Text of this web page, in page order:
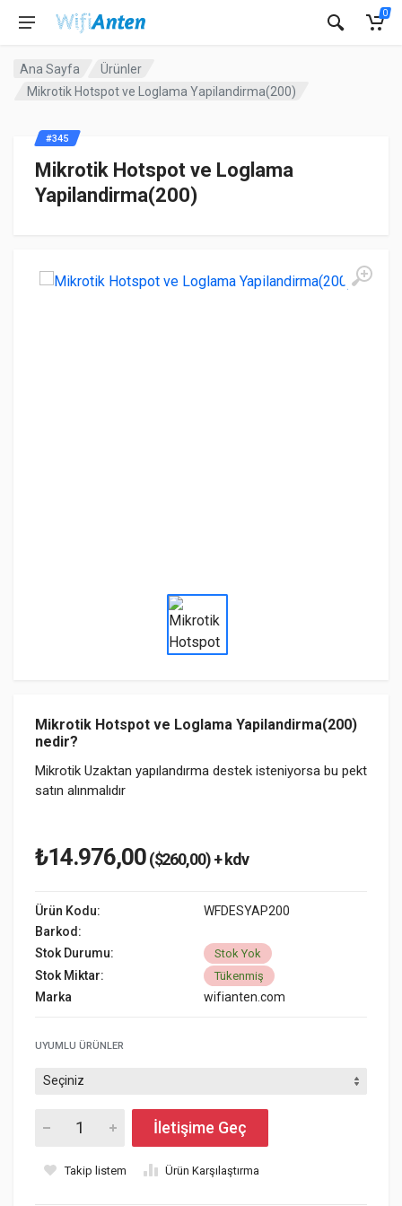
0
Ana Sayfa
Ürünler
Mikrotik Hotspot ve Loglama Yapilandirma(200)
Mikrotik Hotspot ve Loglama
Yapilandirma(200)
Mikrotik Hotspot ve Loglama Yapilandirma(200)
nedir?
Mikrotik Uzaktan yapılandırma destek isteniyorsa bu pekt
satın alınmalıdır
#345
₺14.976,00($260,00) + kdv
Ürün Kodu:
WFDESYAP200
Barkod:
Stok Durumu:
Stok Yok
Stok Miktar: Tükenmiş
Marka wifianten.com
UYUMLU ÜRÜNLER
İletişime Geç
Takip listem Ürün Karşılaştırma